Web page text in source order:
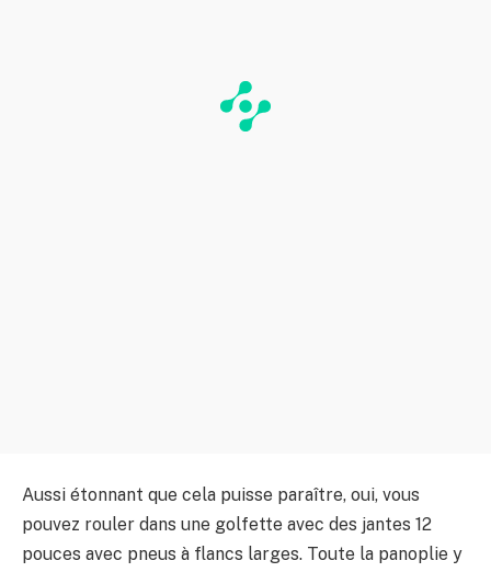
Aussi étonnant que cela puisse paraître, oui, vous
pouvez rouler dans une golfette avec des jantes 12
pouces avec pneus à flancs larges. Toute la panoplie y